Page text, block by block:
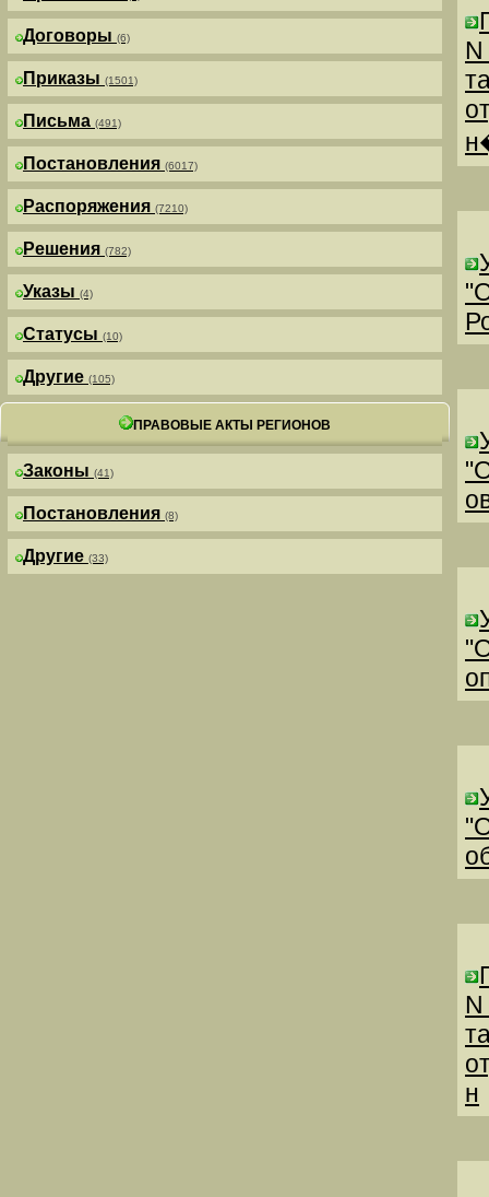
Договоры (6)
Приказы (1501)
Письма (491)
Постановления (6017)
Распоряжения (7210)
Решения (782)
Указы (4)
Статусы (10)
Другие (105)
ПРАВОВЫЕ АКТЫ РЕГИОНОВ
Законы (41)
Постановления (8)
Другие (33)
н